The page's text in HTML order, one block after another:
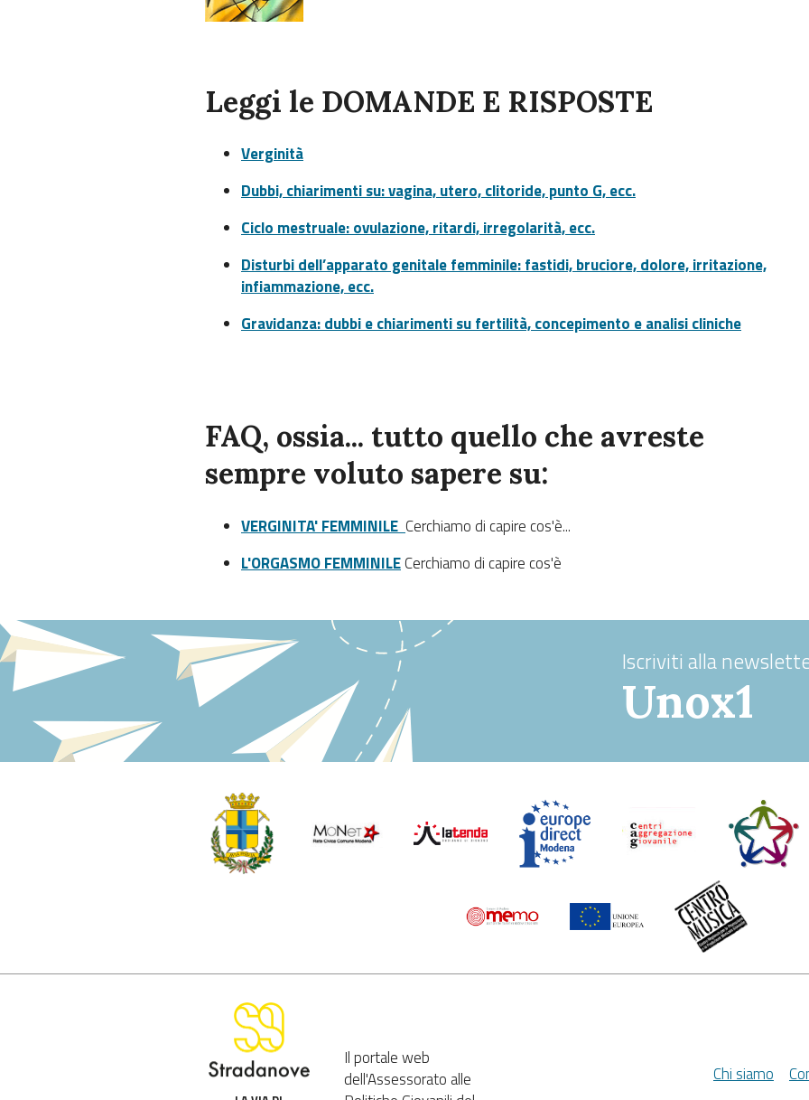
Leggi le DOMANDE E RISPOSTE
Verginità
Dubbi, chiarimenti su: vagina, utero, clitoride, punto G, ecc.
Ciclo mestruale: ovulazione, ritardi, irregolarità, ecc.
Disturbi dell’apparato genitale femminile: fastidi, bruciore, dolore, irritazione,
infiammazione, ecc.
Gravidanza: dubbi e chiarimenti su fertilità, concepimento e analisi cliniche
FAQ, ossia... tutto quello che avreste
sempre voluto sapere su:
VERGINITA' FEMMINILE Cerchiamo di capire cos'è...
L'ORGASMO FEMMINILECerchiamo di capire cos'è
Iscriviti alla
Unox1
Il portale web
dell'Assessorato alle
Chi siamo